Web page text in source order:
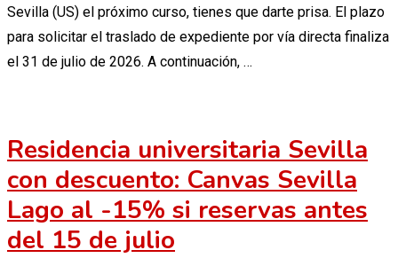
Sevilla (US) el próximo curso, tienes que darte prisa. El plazo
para solicitar el traslado de expediente por vía directa finaliza
el 31 de julio de 2026. A continuación, …
Residencia universitaria Sevilla
con descuento: Canvas Sevilla
Lago al -15% si reservas antes
del 15 de julio